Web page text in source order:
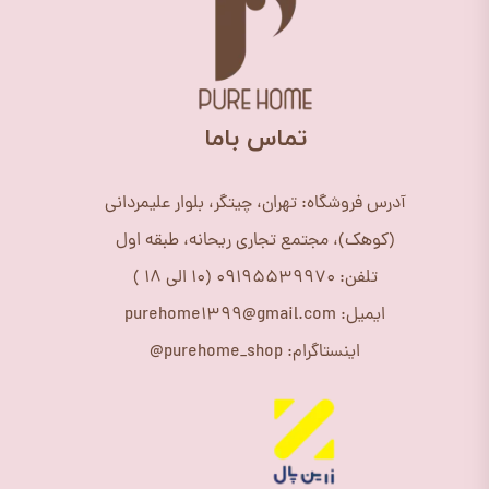
​تماس باما
آدرس فروشگاه: تهران، چیتگر، بلوار علیمردانی
(کوهک)، مجتمع تجاری ریحانه، طبقه اول
تلفن: 09195539970 (10 الی 18 )
ایمیل: purehome1399@gmail.com
اینستاگرام: purehome_shop@